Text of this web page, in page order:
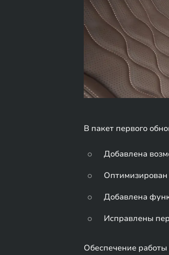
В пакет первого
Добавлена
Оптимизирован
Добавлена
Исправлены
Обеспечение